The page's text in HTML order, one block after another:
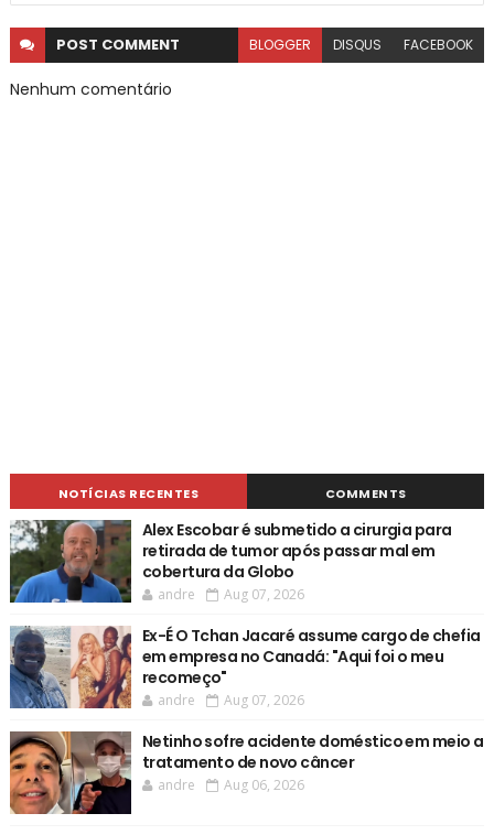
POST COMMENT BLOGGER DISQUS FACEBOOK
Nenhum comentário
NOTÍCIAS RECENTES COMMENTS
Alex Escobar é submetido a cirurgia para
retirada de tumor após passar mal em
cobertura da Globo
andre Aug 07, 2026
Ex-É O Tchan Jacaré assume cargo de chefia
em empresa no Canadá: "Aqui foi o meu
recomeço"
andre Aug 07, 2026
Netinho sofre acidente doméstico em meio a
tratamento de novo câncer
andre Aug 06, 2026